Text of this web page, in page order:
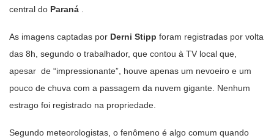
central do Paraná
As imagens captadas por Derni Stipp foram registradas por volta
das 8h, segundo o trabalhador, que contou à TV local que,
apesar de “impressionante”, houve apenas um nevoeiro e um
pouco de chuva com a passagem da nuvem gigante. Nenhum
estrago foi registrado na propriedade.
Segundo meteorologistas, o fenômeno é algo comum quando